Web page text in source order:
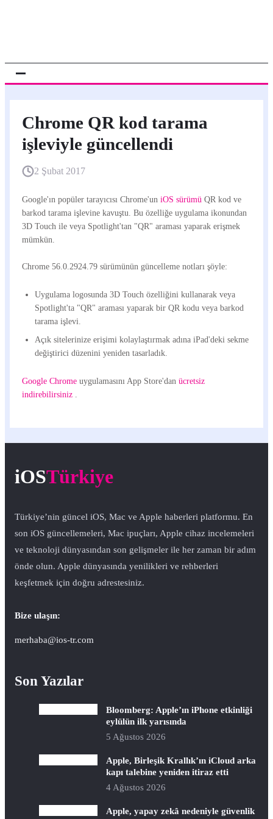
Chrome QR kod tarama
işleviyle güncellendi
2 Şubat 2017
Google'ın popüler tarayıcısı Chrome'un iOS sürümü QR kod ve
barkod tarama işlevine kavuştu. Bu özelliğe uygulama ikonundan
3D Touch ile veya Spotlight'tan "QR" araması yaparak erişmek
mümkün.
Chrome 56.0.2924.79 sürümünün güncelleme notları şöyle:
Uygulama logosunda 3D Touch özelliğini kullanarak veya
Spotlight'ta "QR" araması yaparak bir QR kodu veya barkod
tarama işlevi.
Açık sitelerinize erişimi kolaylaştırmak adına iPad'deki sekme
değiştirici düzenini yeniden tasarladık.
Google Chrome uygulamasını App Store'dan ücretsiz
indirebilirsiniz
iOSTürkiye
Türkiye’nin güncel iOS, Mac ve Apple haberleri platformu. En
son iOS güncellemeleri, Mac ipuçları, Apple cihaz incelemeleri
ve teknoloji dünyasından son gelişmeler ile her zaman bir adım
önde olun. Apple dünyasında yenilikleri ve rehberleri
keşfetmek için doğru adrestesiniz.
Bize ulaşın:
merhaba@ios-tr.com
Son Yazılar
Bloomberg: Apple’ın iPhone etkinliği
eylülün ilk yarısında
5 Ağustos 2026
Apple, Birleşik Krallık’ın iCloud arka
kapı talebine yeniden itiraz etti
4 Ağustos 2026
Apple, yapay zekâ nedeniyle güvenlik